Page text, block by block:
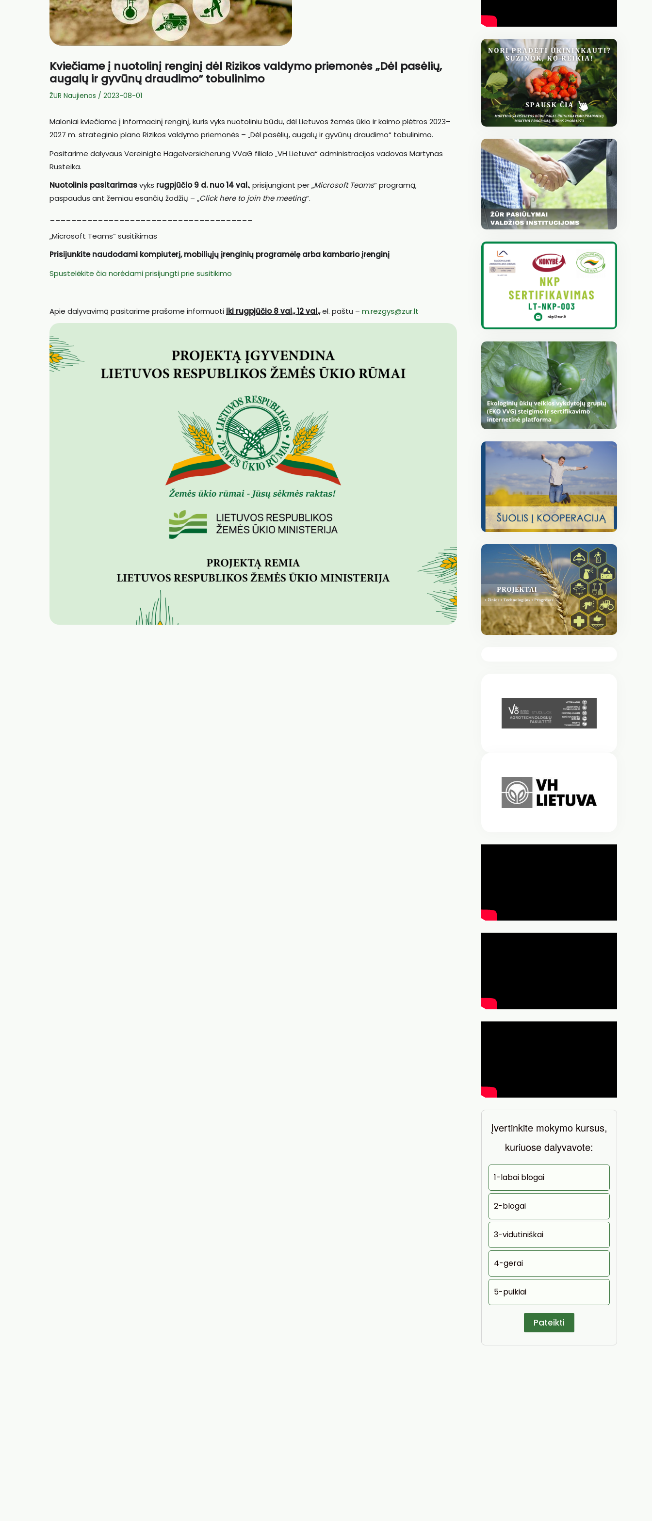
Kviečiame į nuotolinį renginį dėl Rizikos valdymo priemonės „Dėl pasėlių,
augalų ir gyvūnų draudimo“ tobulinimo
ŽUR Naujienos / 2023-08-01
Maloniai kviečiame į informacinį renginį, kuris vyks nuotoliniu būdu, dėl Lietuvos žemės ūkio ir kaimo plėtros 2023–
2027 m. strateginio plano Rizikos valdymo priemonės – „Dėl pasėlių, augalų ir gyvūnų draudimo“ tobulinimo.
Pasitarime dalyvaus Vereinigte Hagelversicherung VVaG filialo „VH Lietuva“ administracijos vadovas Martynas
Rusteika.
Nuotolinis pasitarimasvyks rugpjūčio 9 d. nuo 14 val., prisijungiant per „Microsoft Teams“ programą,
paspaudus ant žemiau esančių žodžių – „Click here to join the meeting“.
„Microsoft Teams“ susitikimas
Prisijunkite naudodami kompiuterį, mobiliųjų įrenginių programėlę arba kambario įrenginį
Spustelėkite čia norėdami prisijungti prie susitikimo
Apie dalyvavimą pasitarime prašome informuoti iki rugpjūčio 8 val., 12 val.,el. paštu – m.rezgys@zur.lt
Įvertinkite mokymo kursus,
kuriuose dalyvavote:
1-labai blogai
2-blogai
3-vidutiniškai
4-gerai
5-puikiai